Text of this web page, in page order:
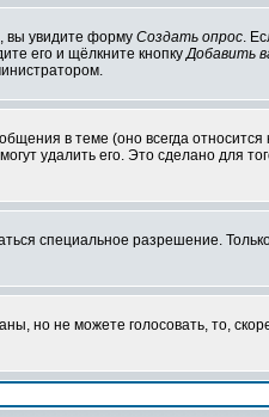
вы увидите форму Создать опрос.
его и щёлкните кнопкуДобавить
в теме (оно всегда относится
удалить его. Это сделано для
специальное разрешение.
но не можете голосовать, то,